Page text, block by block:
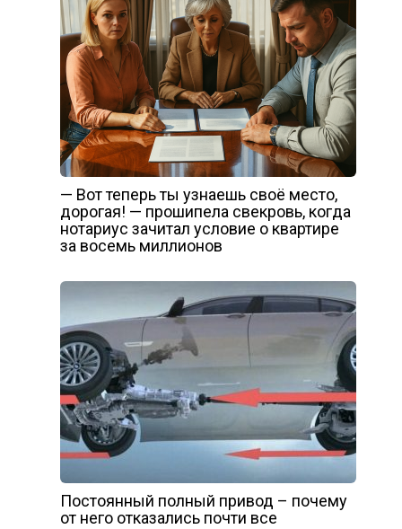
— Вот теперь ты узнаешь своё место,
дорогая! — прошипела свекровь, когда
нотариус зачитал условие о квартире
за восемь миллионов
Постоянный полный привод – почему
от него отказались почти все